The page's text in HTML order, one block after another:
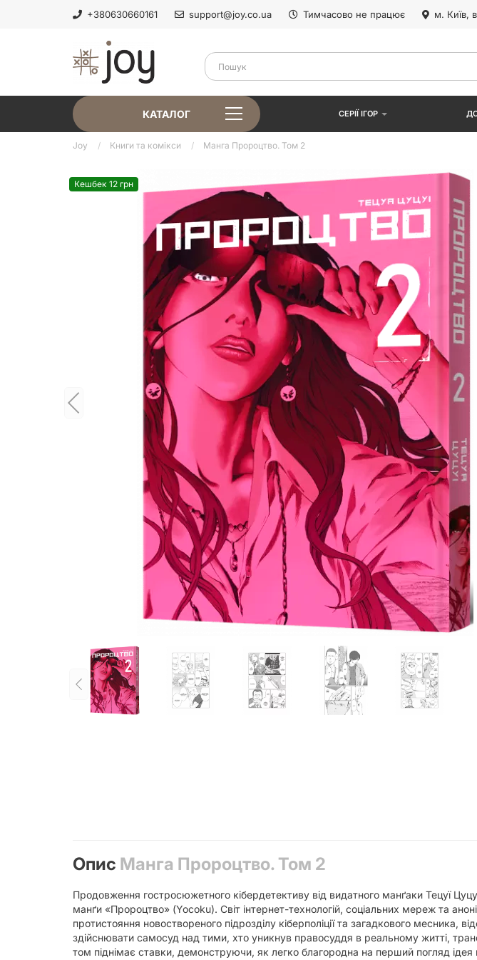
+380630660161 support@joy.co.ua Тимчасово не працює м. Київ,
КАТАЛОГ СЕРІЇ ІГОР
Joy Книги та комікси Манга Пророцтво. Том 2
Кешбек 12 грн
Опис Манга Пророцтво. Том 2
Продовження гостросюжетного кібердетективу від видатного манґаки Тецуї
манґи «Пророцтво» (Yocoku). Світ інтернет-технологій, соціальних мереж та
протистояння новоствореного підрозділу кіберполіції та загадкового
здійснювати самосуд над тими, хто уникнув правосуддя в реальному житті,
том піднімає ставки, демонструючи, як легко благородна на перший погляд